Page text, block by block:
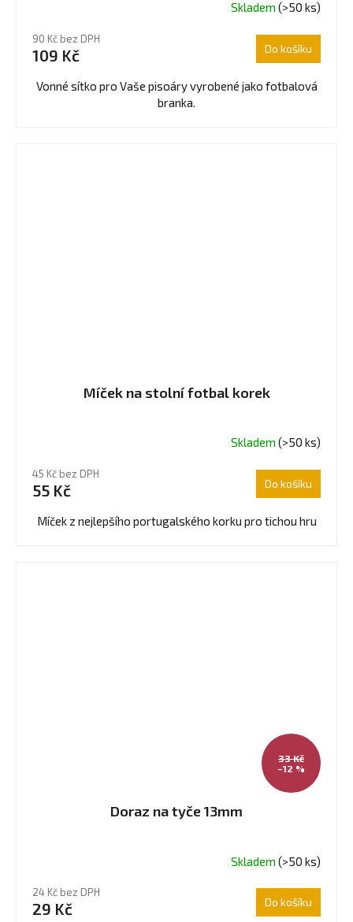
Skladem (>50 ks)
90 Kč bez DPH
109 Kč Do košíku
Vonné sítko pro Vaše pisoáry vyrobené jako fotbalová
branka.
Míček na stolní fotbal korek
produktu
je
Skladem(>50 ks)
45 Kč bez DPH
55 Kč Do košíku
Míček z nejlepšího portugalského korku pro tichou hru
33 Kč
–12 %
Doraz na tyče 13mm
produktu
je
Skladem(>50 ks)
24 Kč bez DPH
29 Kč Do košíku